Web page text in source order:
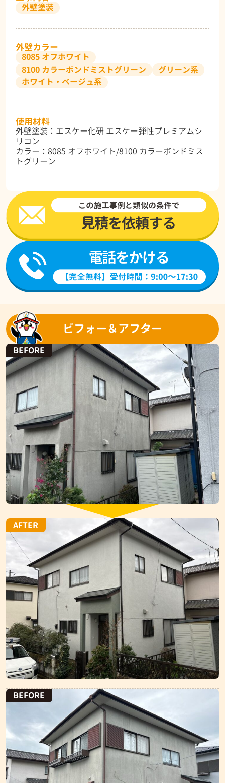
外壁塗装
外壁カラー
8085 オフホワイト
8100 カラーボンドミストグリーン
グリーン系
ホワイト・ベージュ系
使用材料
外壁塗装：エスケー化研 エスケー弾性プレミアムシ
リコン
カラー：8085 オフホワイト/8100 カラーボンドミス
トグリーン
ビフォー＆アフター